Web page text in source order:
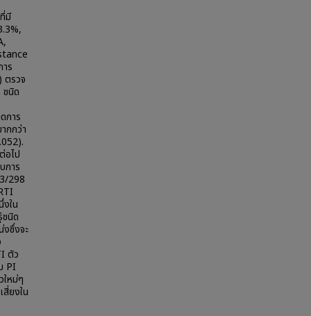
มี
ร
ตรวจ
นิด
การ
กกว่า
อไป
การ
298
ใน
นิด
ซึ่งจะ
ตัว
PI
หม่ๆ
ยงใน